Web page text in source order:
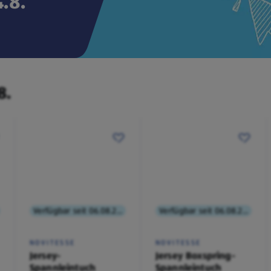
NOVITESSE
Jersey-
Spannleintuch
NOVITESSE
Jersey Boxspring-
Spannleintuch